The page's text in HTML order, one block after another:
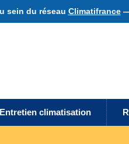
sein du réseau Climatifrance—
Entretien climatisation